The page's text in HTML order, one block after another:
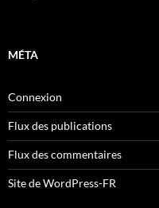
MÉTA
Connexion
Flux des publications
Flux des commentaires
Site de WordPress-FR